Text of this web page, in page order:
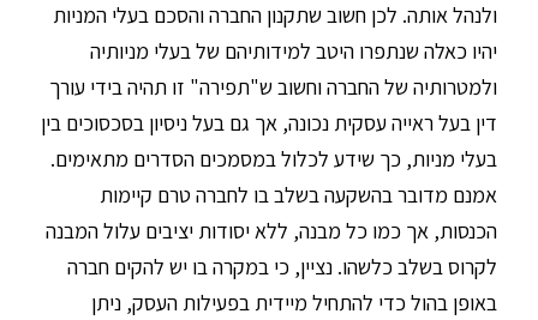
ולנהל אותה. לכן חשוב שתקנון החברה והסכם בעלי המניות
יהיו כאלה שנתפרו היטב למידותיהם של בעלי מניותיה
ולמטרותיה של החברה וחשוב ש"תפירה" זו תהיה בידי עורך
דין בעל ראייה עסקית נכונה, אך גם בעל ניסיון בסכסוכים בין
בעלי מניות, כך שידע לכלול במסמכים הסדרים מתאימים.
אמנם מדובר בהשקעה בשלב בו לחברה טרם קיימות
הכנסות, אך כמו כל מבנה, ללא יסודות יציבים עלול המבנה
לקרוס בשלב כלשהו. נציין, כי במקרה בו יש להקים חברה
באופן בהול כדי להתחיל מיידית בפעילות העסק, ניתן